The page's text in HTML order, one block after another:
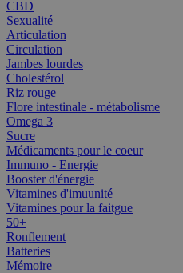
CBD
Sexualité
Articulation
Circulation
Jambes lourdes
Cholestérol
Riz rouge
Flore intestinale - métabolisme
Omega 3
Sucre
Médicaments pour le coeur
Immuno - Energie
Booster d'énergie
Vitamines d'imuunité
Vitamines pour la faitgue
50+
Ronflement
Batteries
Mémoire